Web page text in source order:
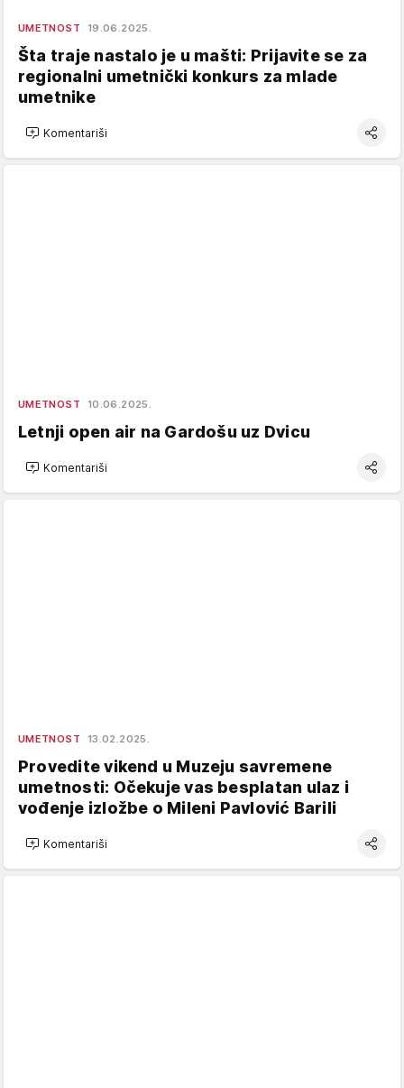
UMETNOST 19.06.2025.
Šta traje nastalo je u mašti: Prijavite se za
regionalni umetnički konkurs za mlade
umetnike
Komentariši
UMETNOST 10.06.2025.
Letnji open air na Gardošu uz Dvicu
Komentariši
UMETNOST 13.02.2025.
Provedite vikend u Muzeju savremene
umetnosti: Očekuje vas besplatan ulaz i
vođenje izložbe o Mileni Pavlović Barili
Komentariši